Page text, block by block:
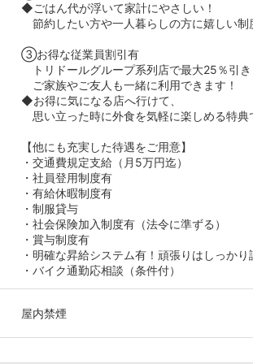
◆ごはん代が浮いて家計にやさしい！
節約したい方や一人暮らしの方に嬉しい制
③お得な従業員割引有
トリドールグループ系列店で最大25％引き
ご家族やご友人も一緒に利用できます！
◆お得に気になる店へ行けて、
思い立った時に外食を気軽に楽しめる特典
【他にも充実した待遇をご用意】
・交通費規定支給（月5万円迄）
・社員登用制度有
・有給休暇制度有
・制服貸与
・社会保険加入制度有（法令に準ずる）
・賞与制度有
・明確な昇給システム有！頑張りはしっかり
・バイク通勤応相談（条件付）
屋内禁煙